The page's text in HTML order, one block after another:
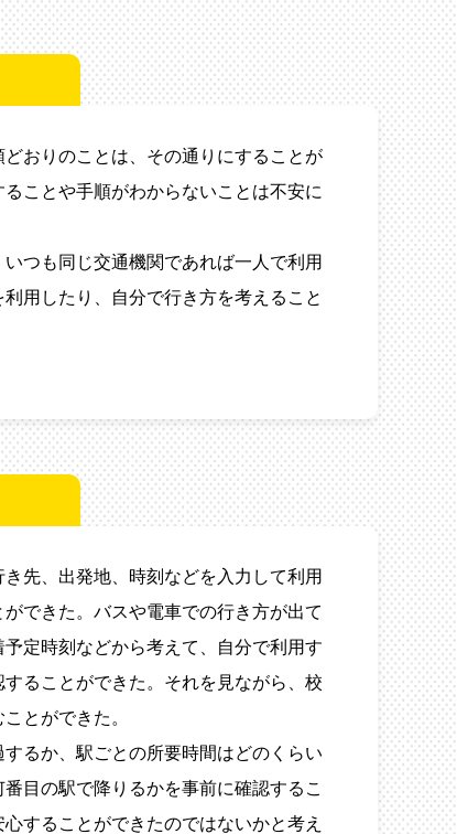
どおりのことは、その通りにすることが
ことや手順がわからないことは不安に
いつも同じ交通機関であれば一人で利用
用したり、自分で行き方を考えること
き先、出発地、時刻などを入力して利用
できた。バスや電車での行き方が出て
定時刻などから考えて、自分で利用す
ることができた。それを見ながら、校
とができた。
するか、駅ごとの所要時間はどのくらい
目の駅で降りるかを事前に確認するこ
することができたのではないかと考え